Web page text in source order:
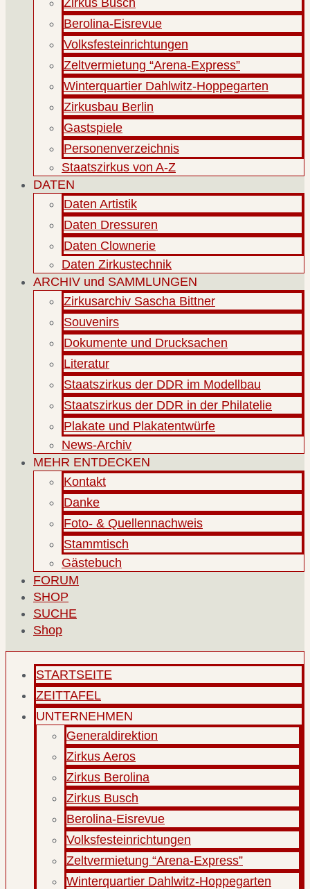
Berolina-Eisrevue
Volksfesteinrichtungen
Zeltvermietung “Arena-Express”
Winterquartier Dahlwitz-Hoppegarten
Zirkusbau Berlin
Gastspiele
Personenverzeichnis
Staatszirkus von A-Z
DATEN
Daten Artistik
Daten Dressuren
Daten Clownerie
Daten Zirkustechnik
ARCHIV und SAMMLUNGEN
Zirkusarchiv Sascha Bittner
Souvenirs
Dokumente und Drucksachen
Literatur
Staatszirkus der DDR im Modellbau
Staatszirkus der DDR in der Philatelie
Plakate und Plakatentwürfe
News-Archiv
MEHR ENTDECKEN
Kontakt
Danke
Foto- & Quellennachweis
Stammtisch
Gästebuch
FORUM
SHOP
SUCHE
Shop
STARTSEITE
ZEITTAFEL
UNTERNEHMEN
Generaldirektion
Zirkus Aeros
Zirkus Berolina
Zirkus Busch
Berolina-Eisrevue
Volksfesteinrichtungen
Zeltvermietung “Arena-Express”
Winterquartier Dahlwitz-Hoppegarten